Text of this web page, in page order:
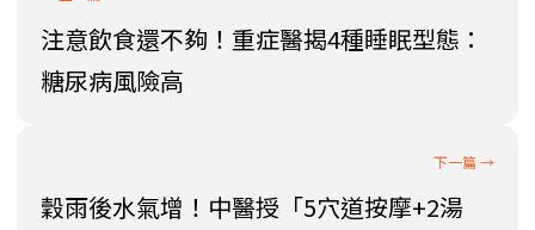
注意飲食還不夠！重症醫揭4種睡眠型態：
糖尿病風險高
穀雨後水氣增！中醫授「5穴道按摩+2湯